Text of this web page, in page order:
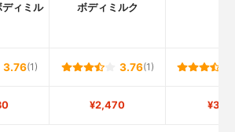
ィミル
ボディミルク
3.76(1) 3.76(1)
¥2,470 ¥3,190